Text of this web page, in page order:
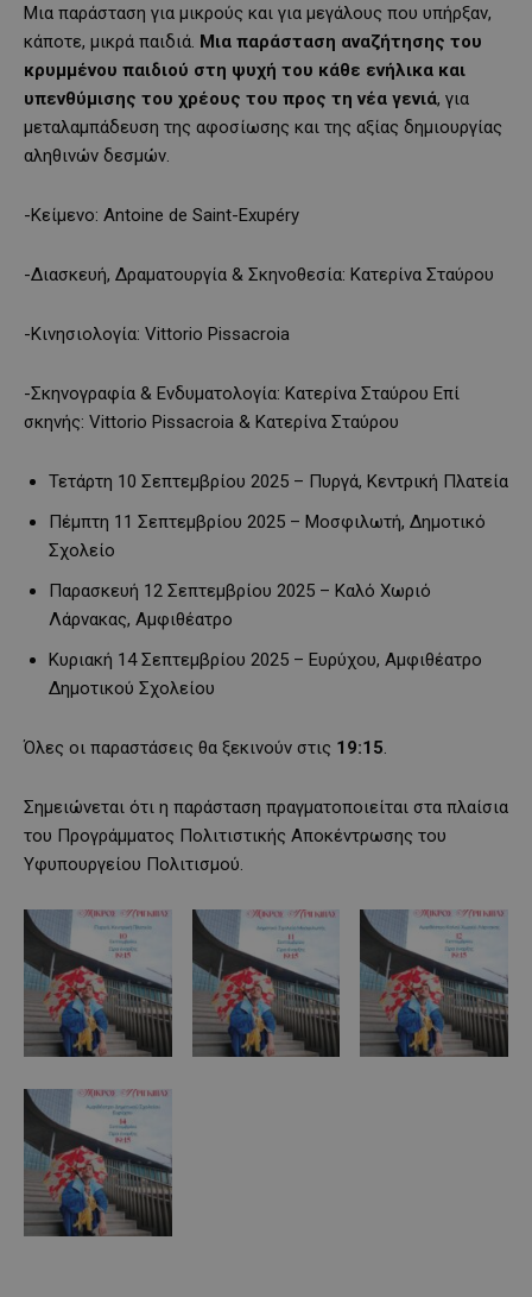
Μια παράσταση για μικρούς και για μεγάλους που υπήρξαν,
κάποτε, μικρά παιδιά. Μια παράσταση αναζήτησης του
κρυμμένου παιδιού στη ψυχή του κάθε ενήλικα και
υπενθύμισης του χρέους του προς τη νέα γενιά, για
μεταλαμπάδευση της αφοσίωσης και της αξίας δημιουργίας
αληθινών δεσμών.
-Κείμενο: Antoine de Saint-Exupéry
-Διασκευή, Δραματουργία & Σκηνοθεσία: Κατερίνα Σταύρου
-Kινησιολογία: Vittorio Pissacroia
-Σκηνογραφία & Ενδυματολογία: Κατερίνα Σταύρου Επί
σκηνής: Vittorio Pissacroia & Κατερίνα Σταύρου
Τετάρτη 10 Σεπτεμβρίου 2025 – Πυργά, Κεντρική Πλατεία
Πέμπτη 11 Σεπτεμβρίου 2025 – Μοσφιλωτή, Δημοτικό
Σχολείο
Παρασκευή 12 Σεπτεμβρίου 2025 – Καλό Χωριό
Λάρνακας, Αμφιθέατρο
Κυριακή 14 Σεπτεμβρίου 2025 – Ευρύχου, Αμφιθέατρο
Δημοτικού Σχολείου
Όλες οι παραστάσεις θα ξεκινούν στις 19:15
Σημειώνεται ότι η παράσταση πραγματοποιείται στα πλαίσια
του Προγράμματος Πολιτιστικής Αποκέντρωσης του
Υφυπουργείου Πολιτισμού.